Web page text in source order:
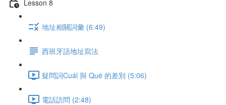
Lesson 8
地址相關詞彙 (6:49)
西班牙語地址寫法
疑問詞Cuál 與 Qué 的差別 (5:06)
電話訪問 (2:48)